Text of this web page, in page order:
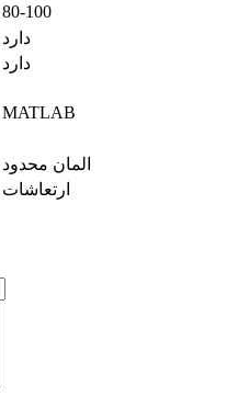
80-100
دارد
دارد
MATLAB
المان محدود
ارتعاشات